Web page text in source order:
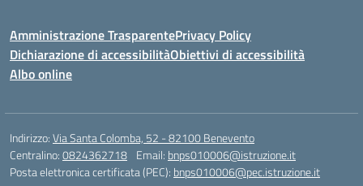
Amministrazione TrasparentePrivacy Policy
Dichiarazione di accessibilitàObiettivi di accessibilità
Albo online
Indirizzo:Via Santa Colomba, 52 - 82100 Benevento
Centralino:0824362718 Email: bnps010006@istruzione.it
Posta elettronica certificata (PEC): bnps010006@pec.istruzione.it